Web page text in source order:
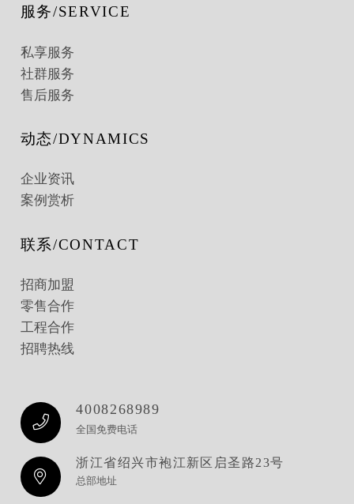
服务/SERVICE
私享服务
社群服务
售后服务
动态/DYNAMICS
企业资讯
案例赏析
联系/CONTACT
招商加盟
零售合作
工程合作
招聘热线
4008268989
全国免费电话
浙江省绍兴市袍江新区启圣路23号
总部地址